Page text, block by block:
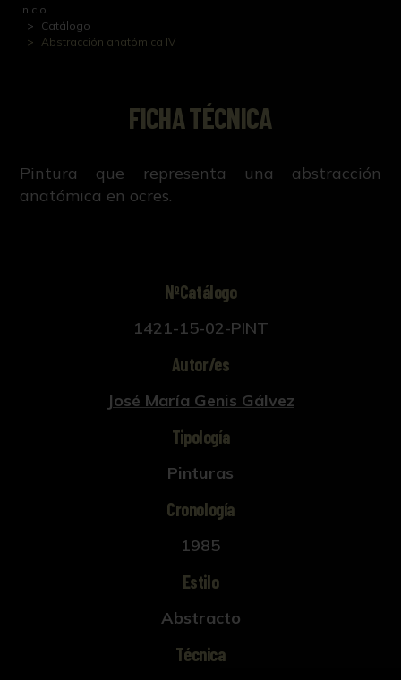
Inicio
Catálogo
Abstracción anatómica IV
FICHA TÉCNICA
Pintura que representa una abstracción
anatómica en ocres.
NºCatálogo
1421-15-02-PINT
Autor/es
José María Genis Gálvez
Tipología
Pinturas
Cronología
1985
Estilo
Abstracto
Técnica